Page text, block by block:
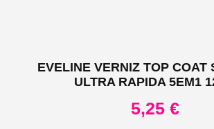
EVELINE VERNIZ TOP COAT
ULTRA RAPIDA 5EM1
5,25 €